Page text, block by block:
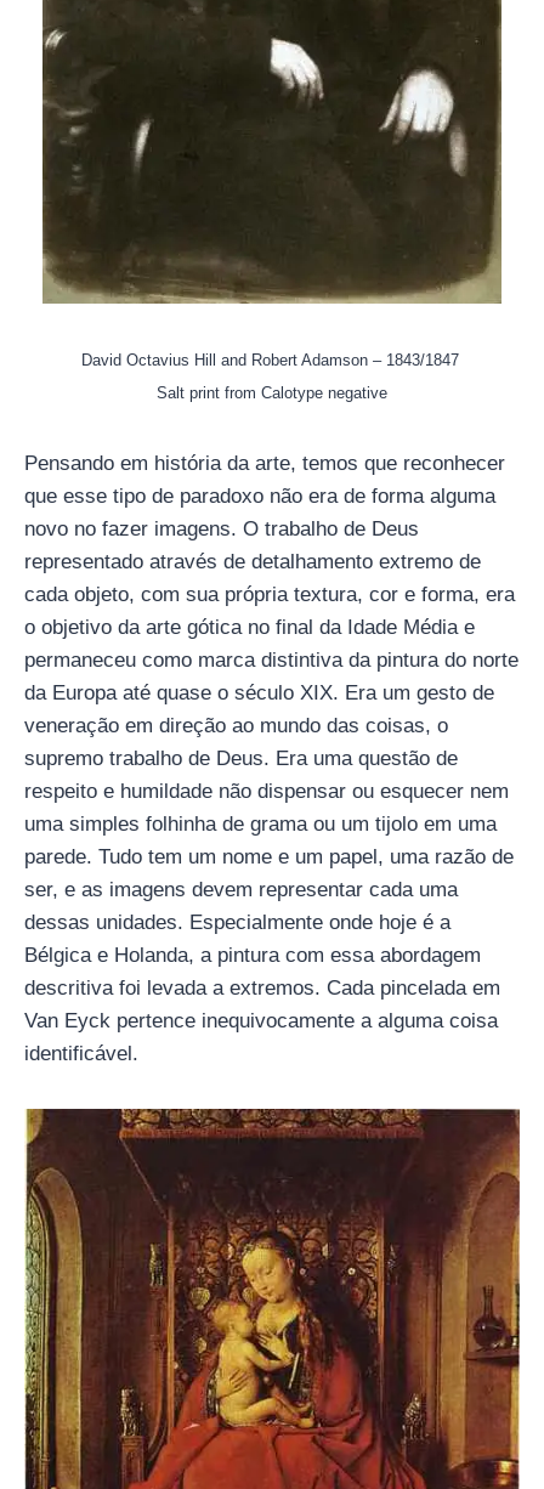
David Octavius Hill and Robert Adamson – 1843/1847
Salt print from Calotype negative
Pensando em história da arte, temos que reconhecer
que esse tipo de paradoxo não era de forma alguma
novo no fazer imagens. O trabalho de Deus
representado através de detalhamento extremo de
cada objeto, com sua própria textura, cor e forma, era
o objetivo da arte gótica no final da Idade Média e
permaneceu como marca distintiva da pintura do norte
da Europa até quase o século XIX. Era um gesto de
veneração em direção ao mundo das coisas, o
supremo trabalho de Deus. Era uma questão de
respeito e humildade não dispensar ou esquecer nem
uma simples folhinha de grama ou um tijolo em uma
parede. Tudo tem um nome e um papel, uma razão de
ser, e as imagens devem representar cada uma
dessas unidades. Especialmente onde hoje é a
Bélgica e Holanda, a pintura com essa abordagem
descritiva foi levada a extremos. Cada pincelada em
Van Eyck pertence inequivocamente a alguma coisa
identificável.